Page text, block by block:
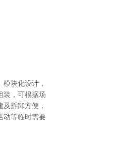
块化设计，
装，可根据场
拆卸方便，
动等临时需要